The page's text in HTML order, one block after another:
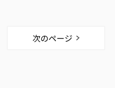
次のページ